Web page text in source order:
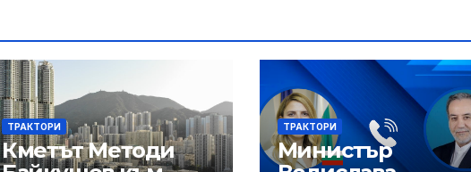
ТРАКТОРИ
Кметът Методи
ТРАКТОРИ
Министър